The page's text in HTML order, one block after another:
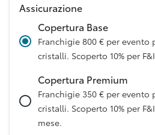
Assicurazione
Copertura Base
Franchigie 800 € per evento
cristalli. Scoperto 10% per
Copertura Premium
Franchigie 350 € per evento
cristalli. Scoperto 10% per
mese.